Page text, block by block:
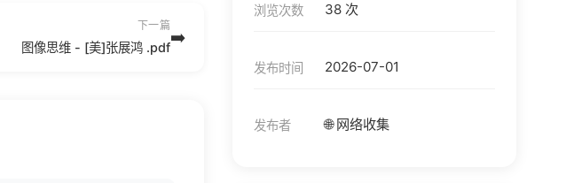
下一篇
图像思维 - [美]张展鸿 .pdf➡️
浏览次数 38 次
发布时间 2026-07-01
发布者 🌐 网络收集